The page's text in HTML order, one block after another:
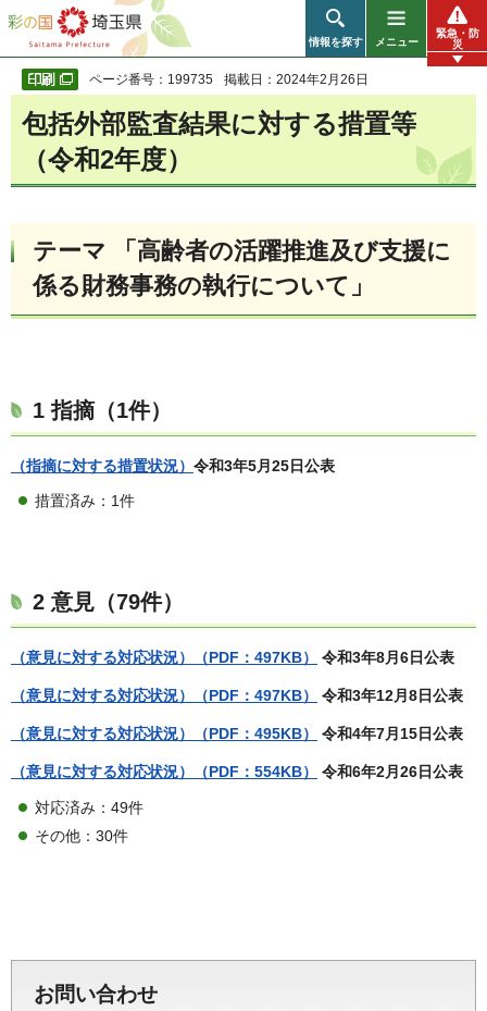
彩の国 埼玉県
情報を探す メニュー
緊急・防
災
ページ番号：199735 掲載日：2024年2月26日
包括外部監査結果に対する措置等
（令和2年度）
テーマ 「高齢者の活躍推進及び支援に
係る財務事務の執行について」
1 指摘（1件）
（指摘に対する措置状況） 令和3年5月25日公表
措置済み：1件
2 意見（79件）
（意見に対する対応状況）（PDF：497KB） 令和3年8月6日公表
（意見に対する対応状況）（PDF：497KB） 令和3年12月8日公表
（意見に対する対応状況）（PDF：495KB） 令和4年7月15日公表
（意見に対する対応状況）（PDF：554KB） 令和6年2月26日公表
対応済み：49件
その他：30件
お問い合わせ